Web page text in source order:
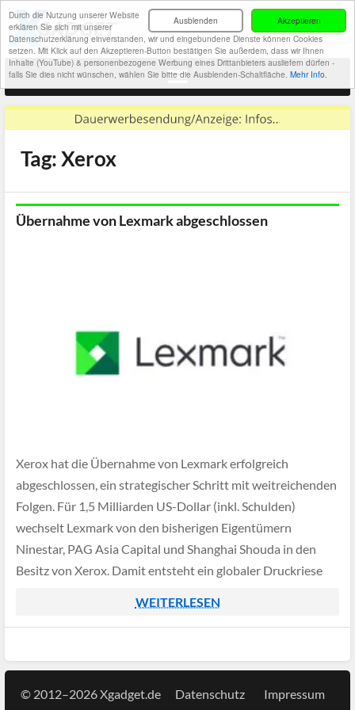
Akzeptieren
Ausblenden
Durch die Nutzung unserer Website
erklären Sie sich mit unserer
Datenschutzerklärung einverstanden, wir und eingebundene Dienste können Cookies
setzen. Mit Klick auf den Akzeptieren-Button bestätigen Sie außerdem, dass wir Ihnen
Inhalte (YouTube) & personenbezogene Werbung eines Drittanbieters ausliefern dürfen -
falls Sie dies nicht wünschen, wählen Sie bitte die Ausblenden-Schaltfläche. Mehr Info.
Tag: Xerox
Übernahme von Lexmark abgeschlossen
Xerox hat die Übernahme von Lexmark erfolgreich
abgeschlossen, ein strategischer Schritt mit weitreichenden
Folgen. Für 1,5 Milliarden US-Dollar (inkl. Schulden)
wechselt Lexmark von den bisherigen Eigentümern
Ninestar, PAG Asia Capital und Shanghai Shouda in den
Besitz von Xerox. Damit entsteht ein globaler Druckriese
WEITERLESEN
© 2012–2026 Xgadget.de Datenschutz Impressum